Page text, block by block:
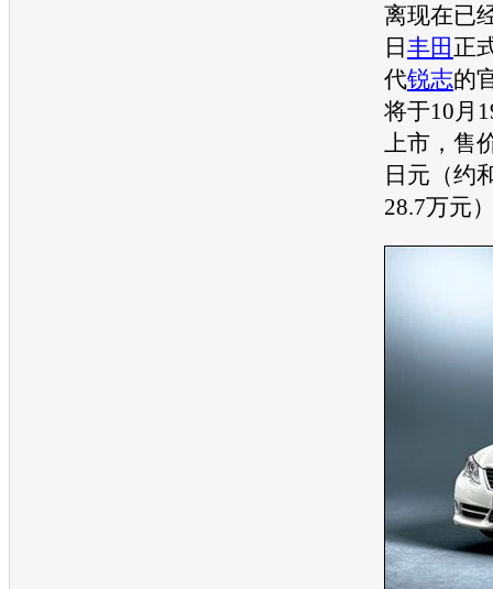
离现在已
日 丰田 正
代锐志的
将于10月
上市，售
日元（约
28.7万元